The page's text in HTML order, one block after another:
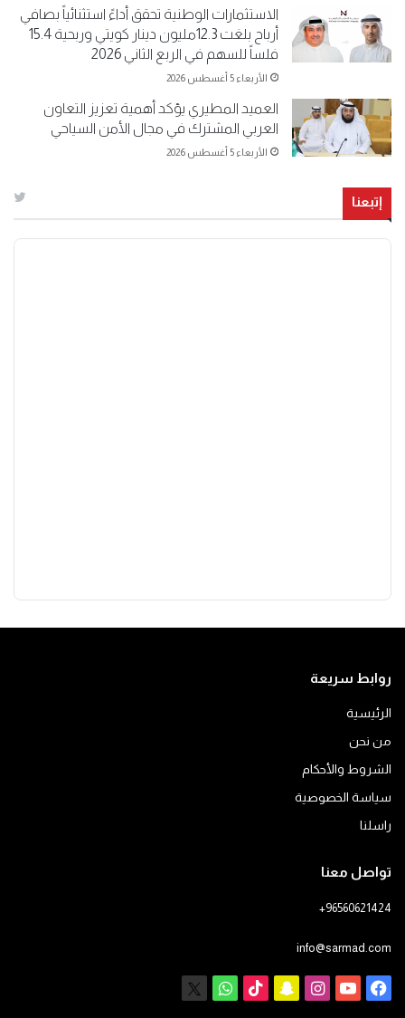
الاستثمارات الوطنية تحقق أداءً استثنائياً بصافي
أرباح بلغت 12.3مليون دينار كويتي وربحية 15.4
فلساً للسهم في الربع الثاني 2026
الأربعاء 5 أغسطس 2026
العميد المطيري يؤكد أهمية تعزيز التعاون
العربي المشترك في مجال الأمن السياحي
الأربعاء 5 أغسطس 2026
إتبعنا
روابط سريعة
الرئيسية
من نحن
الشروط والأحكام
سياسة الخصوصية
راسلنا
تواصل معنا
+96560621424
info@sarmad.com
فيسبوكيوتيوبانستقرام
سناب ‫TikTokواتساب